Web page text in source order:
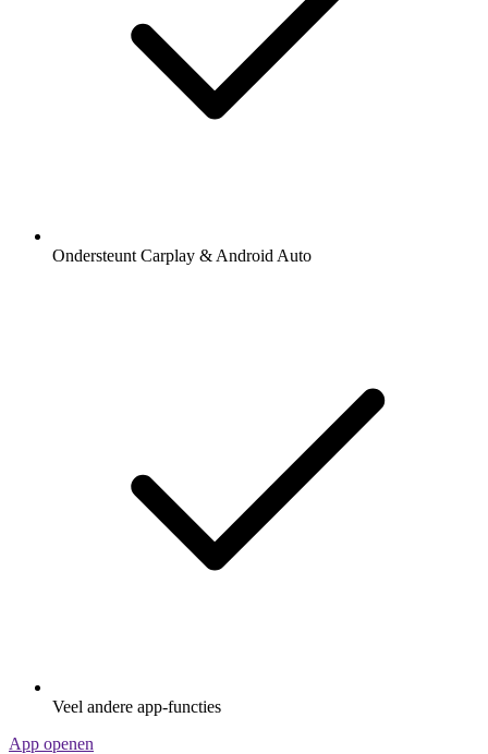
Ondersteunt Carplay & Android Auto
Veel andere app-functies
App openen